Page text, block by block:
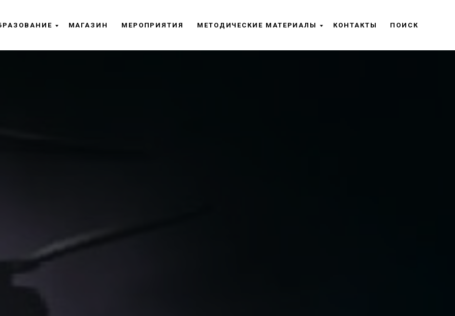
МАГАЗИН МЕРОПРИЯТИЯ МЕТОДИЧЕСКИЕ МАТЕРИАЛЫ КОНТАКТЫ ПОИСК